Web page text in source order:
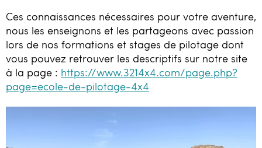
Ces connaissances nécessaires pour votre aventure,
nous les enseignons et les partageons avec passion
lors de nos formations et stages de pilotage dont
vous pouvez retrouver les descriptifs sur notre site
à la page : https://www.3214x4.com/page.php?
page=ecole-de-pilotage-4x4